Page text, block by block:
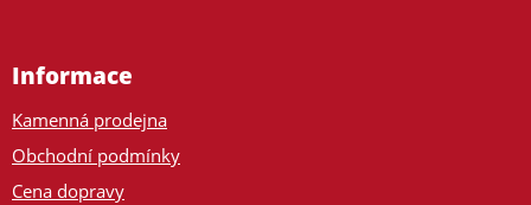
Informace
Kamenná prodejna
Obchodní podmínky
Cena dopravy